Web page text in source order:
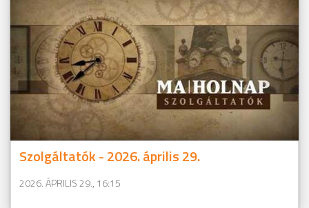
Szolgáltatók - 2026. április 29.
2026. ÁPRILIS 29., 16:15